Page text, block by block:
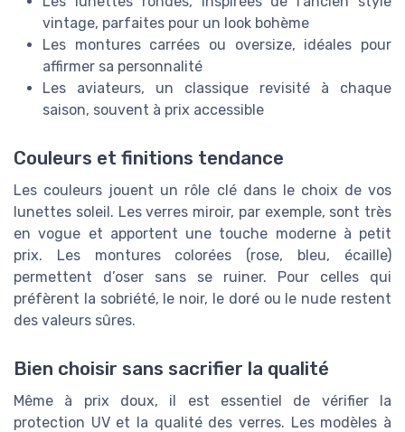
vintage, parfaites pour un look bohème
Les montures carrées ou oversize, idéales pour
affirmer sa personnalité
Les aviateurs, un classique revisité à chaque
saison, souvent à prix accessible
Couleurs et finitions tendance
Les couleurs jouent un rôle clé dans le choix de vos
lunettes soleil. Les verres miroir, par exemple, sont très
en vogue et apportent une touche moderne à petit
prix. Les montures colorées (rose, bleu, écaille)
permettent d’oser sans se ruiner. Pour celles qui
préfèrent la sobriété, le noir, le doré ou le nude restent
des valeurs sûres.
Bien choisir sans sacrifier la qualité
Même à prix doux, il est essentiel de vérifier la
protection UV et la qualité des verres. Les modèles à